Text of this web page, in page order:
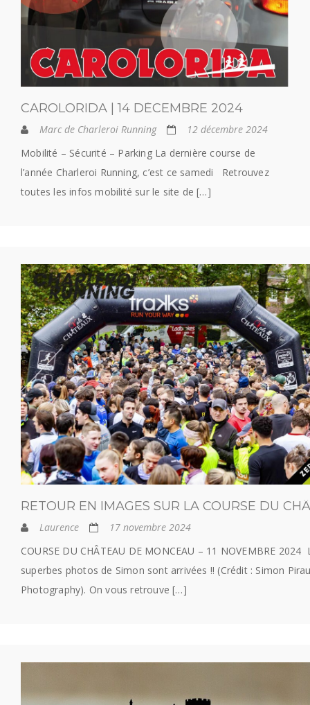
CAROLORIDA | 14 DÉCEMBRE 2024
Marc de Charleroi Running
12 décembre 2024
Mobilité – Sécurité – Parking La dernière course de
l’année Charleroi Running, c’est ce samedi Retrouvez
toutes les infos mobilité sur le site de […]
RETOUR EN IMAGES SUR LA COURSE DU
Laurence
17 novembre 2024
COURSE DU CHÂTEAU DE MONCEAU – 11 NOVEMBRE 2024
superbes photos de Simon sont arrivées !! (Crédit : Simon
Photography). On vous retrouve […]